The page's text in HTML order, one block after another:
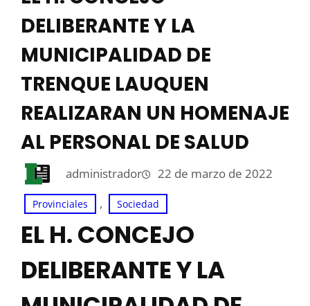
DELIBERANTE Y LA
MUNICIPALIDAD DE
TRENQUE LAUQUEN
REALIZARAN UN HOMENAJE
AL PERSONAL DE SALUD
administrador 22 de marzo de 2022
Provinciales , Sociedad
EL H. CONCEJO
DELIBERANTE Y LA